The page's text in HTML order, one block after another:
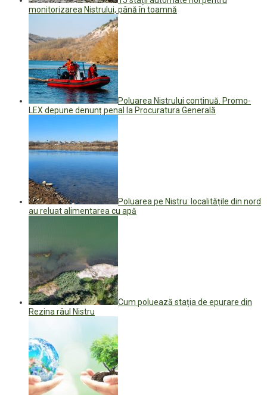
monitorizarea Nistrului, până în toamnă
Poluarea Nistrului continuă. Promo-
LEX depune denunț penal la Procuratura Generală
Poluarea pe Nistru: localitățile din nord
au reluat alimentarea cu apă
Cum poluează stația de epurare din
Rezina râul Nistru